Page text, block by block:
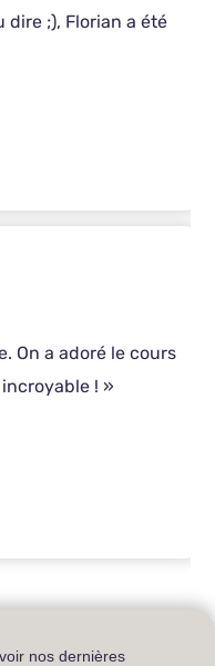
dire ;), Florian a été
On a adoré le cours
! »
nos dernières